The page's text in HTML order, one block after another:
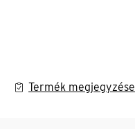
Termék megjegyzése